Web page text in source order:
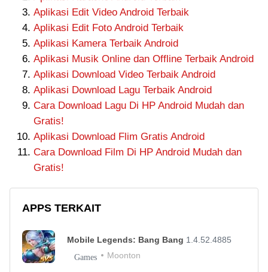
Aplikasi Edit Video Android Terbaik
Aplikasi Edit Foto Android Terbaik
Aplikasi Kamera Terbaik Android
Aplikasi Musik Online dan Offline Terbaik Android
Aplikasi Download Video Terbaik Android
Aplikasi Download Lagu Terbaik Android
Cara Download Lagu Di HP Android Mudah dan
Gratis!
Aplikasi Download Flim Gratis Android
Cara Download Film Di HP Android Mudah dan
Gratis!
APPS TERKAIT
Mobile Legends: Bang Bang 1.4.52.4885
Games Moonton